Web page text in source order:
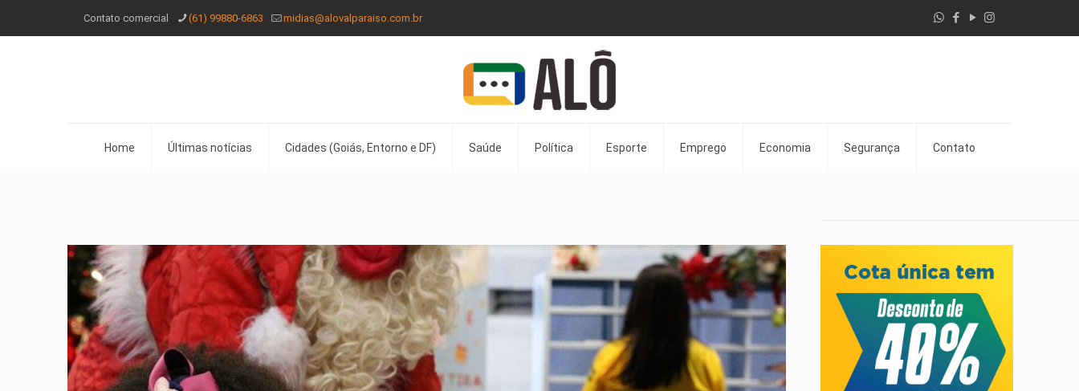
Contato comercial (61) 99880-6863 midias@alovalparaiso.com.br
Home Últimas notícias Cidades (Goiás, Entorno e DF) Saúde Política Esporte Emprego Economia Segurança Contato